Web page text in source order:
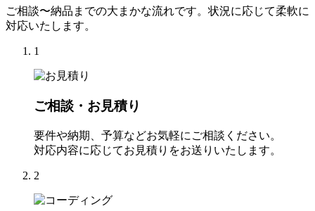
ご相談〜納品までの大まかな流れです。状況に応じて柔軟に
対応いたします。
1
ご相談・お見積り
要件や納期、予算などお気軽にご相談ください。
対応内容に応じてお見積りをお送りいたします。
2